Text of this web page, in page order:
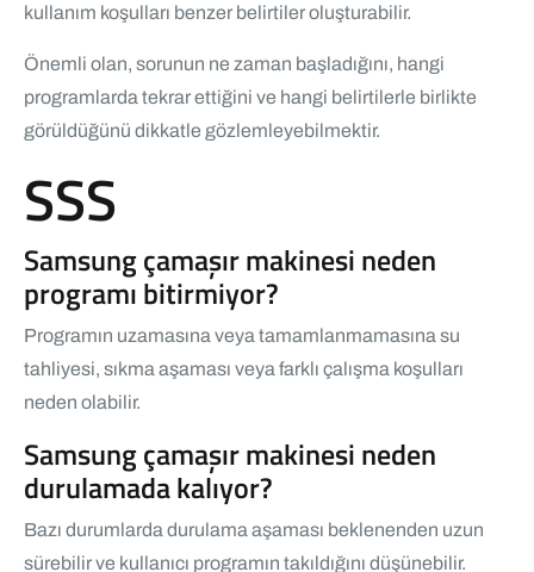
kullanım koşulları benzer belirtiler oluşturabilir.
Önemli olan, sorunun ne zaman başladığını, hangi
programlarda tekrar ettiğini ve hangi belirtilerle birlikte
görüldüğünü dikkatle gözlemleyebilmektir.
SSS
Samsung çamaşır makinesi neden
programı bitirmiyor?
Programın uzamasına veya tamamlanmamasına su
tahliyesi, sıkma aşaması veya farklı çalışma koşulları
neden olabilir.
Samsung çamaşır makinesi neden
durulamada kalıyor?
Bazı durumlarda durulama aşaması beklenenden uzun
sürebilir ve kullanıcı programın takıldığını düşünebilir.